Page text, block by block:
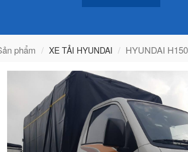
phẩm XE TẢI HYUNDAI HYUNDAI